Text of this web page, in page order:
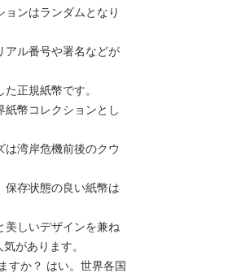
ョンはランダムとなり
アル番号や署名などが
正規紙幣です。
紙幣コレクションとし
は湾岸危機前後のクウ
保存状態の良い紙幣は
美しいデザインを兼ね
があります。
すか？ はい。世界各国